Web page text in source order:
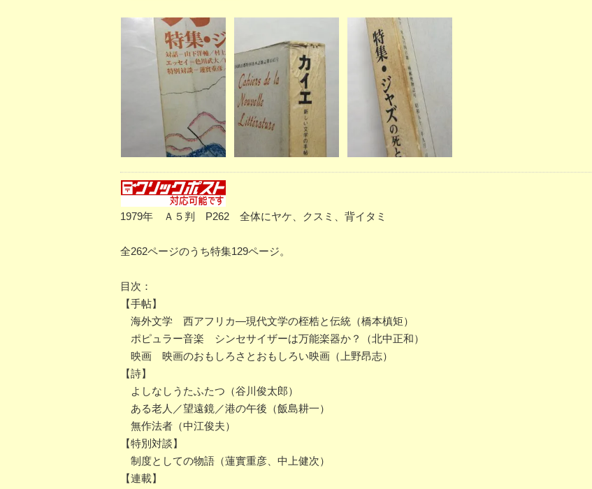
1979年 Ａ５判 P262 全体にヤケ、クスミ、背イタミ
全262ページのうち特集129ページ。
目次：
【手帖】
海外文学 西アフリカ―現代文学の桎梏と伝統（橋本槙矩）
ポピュラー音楽 シンセサイザーは万能楽器か？（北中正和）
映画 映画のおもしろさとおもしろい映画（上野昂志）
【詩】
よしなしうたふたつ（谷川俊太郎）
ある老人／望遠鏡／港の午後（飯島耕一）
無作法者（中江俊夫）
【特別対談】
制度としての物語（蓮實重彦、中上健次）
【連載】